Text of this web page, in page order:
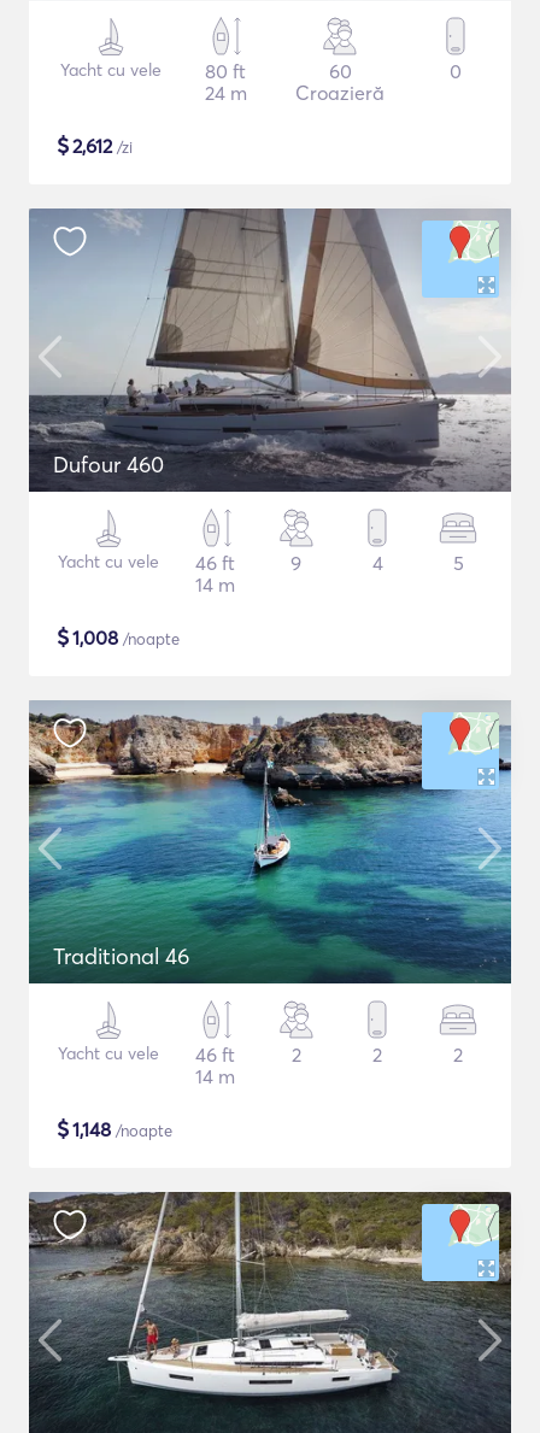
Yacht cu vele
80 ft
24 m
60
Croazieră
0
$2,612/zi
Dufour 460
Yacht cu vele
46 ft
14 m
9 4 5
$1,008 /noapte
Traditional 46
Yacht cu vele
46 ft
14 m
2 2 2
$1,148 /noapte